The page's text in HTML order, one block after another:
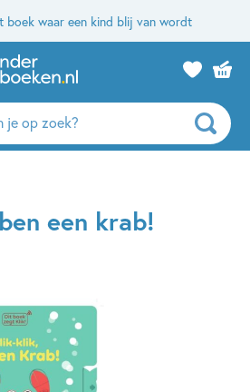
boek waar een kind blij van wordt
een krab!